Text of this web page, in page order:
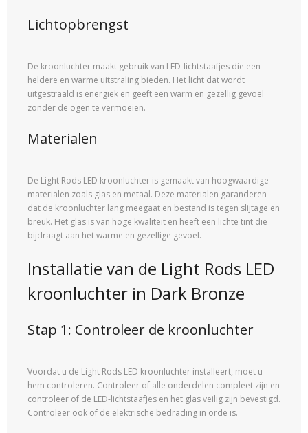
Lichtopbrengst
De kroonluchter maakt gebruik van LED-lichtstaafjes die een
heldere en warme uitstraling bieden. Het licht dat wordt
uitgestraald is energiek en geeft een warm en gezellig gevoel
zonder de ogen te vermoeien.
Materialen
De Light Rods LED kroonluchter is gemaakt van hoogwaardige
materialen zoals glas en metaal. Deze materialen garanderen
dat de kroonluchter lang meegaat en bestand is tegen slijtage en
breuk. Het glas is van hoge kwaliteit en heeft een lichte tint die
bijdraagt ​​aan het warme en gezellige gevoel.
Installatie van de Light Rods LED
kroonluchter in Dark Bronze
Stap 1: Controleer de kroonluchter
Voordat u de Light Rods LED kroonluchter installeert, moet u
hem controleren. Controleer of alle onderdelen compleet zijn en
controleer of de LED-lichtstaafjes en het glas veilig zijn bevestigd.
Controleer ook of de elektrische bedrading in orde is.